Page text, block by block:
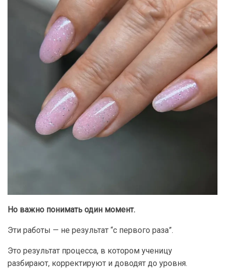
Но важно понимать один момент.
Эти работы — не результат “с первого раза”.
Это результат процесса, в котором ученицу
разбирают, корректируют и доводят до уровня.